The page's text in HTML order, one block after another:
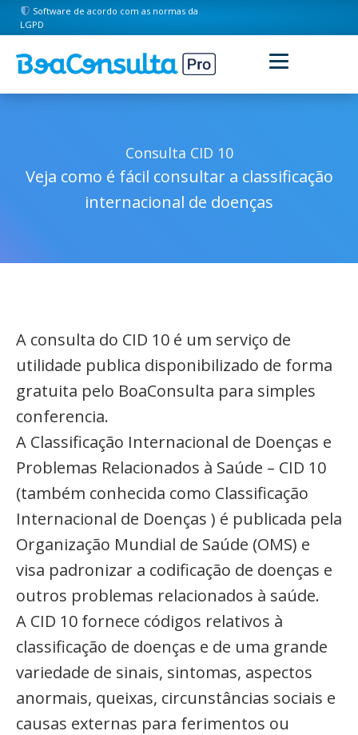
Software de acordo com as normas da
LGPD
Consulta CID 10
Veja como é fácil consultar a classificação
internacional de doenças
A consulta do CID 10 é um serviço de
utilidade publica disponibilizado de forma
gratuita pelo BoaConsulta para simples
conferencia.
A Classificação Internacional de Doenças e
Problemas Relacionados à Saúde – CID 10
(também conhecida como Classificação
Internacional de Doenças ) é publicada pela
Organização Mundial de Saúde (OMS) e
visa padronizar a codificação de doenças e
outros problemas relacionados à saúde.
A CID 10 fornece códigos relativos à
classificação de doenças e de uma grande
variedade de sinais, sintomas, aspectos
anormais, queixas, circunstâncias sociais e
causas externas para ferimentos ou